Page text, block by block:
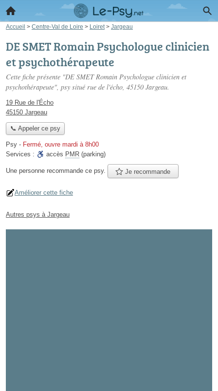
Accueil > Centre-Val de Loire > Loiret > Jargeau
DE SMET Romain Psychologue clinicien
et psychothérapeute
Cette fiche présente "DE SMET Romain Psychologue clinicien et
psychothérapeute", psy situé rue de l'écho, 45150 Jargeau.
19 Rue de l'Écho
45150 Jargeau
📞 Appeler ce psy
Psy - Fermé, ouvre mardi à 8h00
Services :
accès PMR (parking)
Une personne recommande ce psy. Je recommande
Améliorer cette fiche
Autres psys à Jargeau